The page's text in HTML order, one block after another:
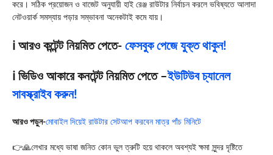
করে। সঠিক প্রয়োজন ও বাজেট অনুযায়ী হাই রেঞ্জ রাউটার নির্বাচন করলে ভবিষ্যতে আলাদা
নেটওয়ার্ক সমস্যায় পড়ার সম্ভাবনা অনেকটাই কমে যায়।
ℹ️ আরও কন্টেন্ট নিয়মিত পেতে- ফেসবুক পেজে যুক্ত থাকুন!
ℹ️ ভিডিও আকারে কনটেন্ট নিয়মিত পেতে –ইউটিউব চ্যানেল
সাবস্ক্রাইব করুন!
আরও পড়ুন-মোবাইল দিয়েই রাউটার সেটআপ করবেন মাত্র পাঁচ মিনিটে
👉🙏লেখার মধ্যে ভাষা জনিত কোন ভুল ত্রুটি হয়ে থাকলে অবশ্যই ক্ষমা সুন্দর দৃষ্টিতে